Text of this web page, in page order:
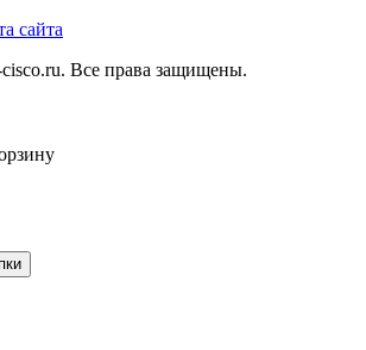
сайта
Все права защищены.